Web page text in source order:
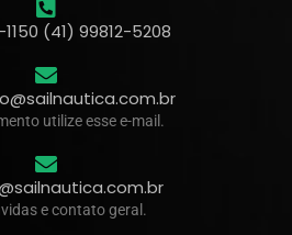
(41) 99812-5208
utilize esse e-mail.
e contato geral.